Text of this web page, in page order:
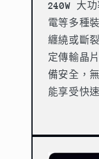
240W 大功
電等多種
纏繞或斷
定傳輸晶
備安全，
能享受快